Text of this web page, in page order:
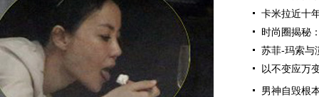
卡米拉近十
时尚圈揭秘
苏菲-玛索与
以不变应万
男神自毁根